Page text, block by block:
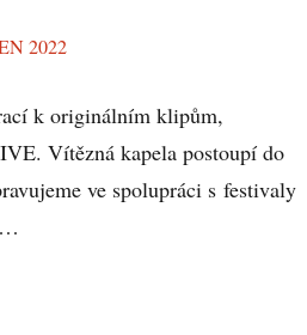
2022
k originálním klipům,
Vítězná kapela postoupí do
ve spolupráci s festivaly